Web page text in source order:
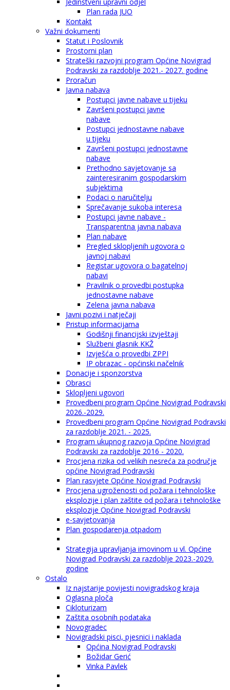
Plan rada JUO
Kontakt
Važni dokumenti
Statut i Poslovnik
Prostorni plan
Strateški razvojni program Općine Novigrad
Podravski za razdoblje 2021.- 2027. godine
Proračun
Javna nabava
Postupci javne nabave u tijeku
Završeni postupci javne
nabave
Postupci jednostavne nabave
u tijeku
Završeni postupci jednostavne
nabave
Prethodno savjetovanje sa
zainteresiranim gospodarskim
subjektima
Podaci o naručitelju
Sprečavanje sukoba interesa
Postupci javne nabave -
Transparentna javna nabava
Plan nabave
Pregled sklopljenih ugovora o
javnoj nabavi
Registar ugovora o bagatelnoj
nabavi
Pravilnik o provedbi postupka
jednostavne nabave
Zelena javna nabava
Javni pozivi i natječaji
Pristup informacijama
Godišnji financijski izvještaji
Službeni glasnik KKŽ
Izvješća o provedbi ZPPI
IP obrazac - općinski načelnik
Donacije i sponzorstva
Obrasci
Sklopljeni ugovori
Provedbeni program Općine Novigrad Podravski
2026.-2029.
Provedbeni program Općine Novigrad Podravski
za razdoblje 2021. - 2025.
Program ukupnog razvoja Općine Novigrad
Podravski za razdoblje 2016 - 2020.
Procjena rizika od velikih nesreća za područje
općine Novigrad Podravski
Plan rasvjete Općine Novigrad Podravski
Procjena ugroženosti od požara i tehnološke
eksplozije i plan zaštite od požara i tehnološke
eksplozije Općine Novigrad Podravski
e-savjetovanja
Plan gospodarenja otpadom
Strategija upravljanja imovinom u vl. Općine
Novigrad Podravski za razdoblje 2023.-2029.
godine
Ostalo
Iz najstarije povijesti novigradskog kraja
Oglasna ploča
Cikloturizam
Zaštita osobnih podataka
Novogradec
Novigradski pisci, pjesnici i naklada
Općina Novigrad Podravski
Božidar Gerić
Vinka Pavlek